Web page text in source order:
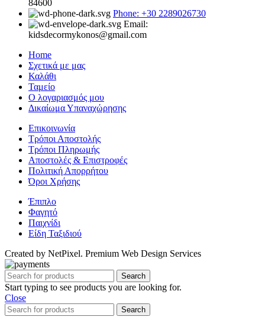
84600
Phone: +30 2289026730
Email:
kidsdecormykonos@gmail.com
Home
Σχετικά με μας
Καλάθι
Ταμείο
Ο λογαριασμός μου
Δικαίωμα Υπαναχώρησης
Επικοινωνία
Τρόποι Αποστολής
Τρόποι Πληρωμής
Αποστολές & Επιστροφές
Πολιτική Απορρήτου
Όροι Χρήσης
Έπιπλο
Φαγητό
Παιχνίδι
Είδη Ταξιδιού
Created by NetPixel. Premium Web Design Services
Search
Start typing to see products you are looking for.
Close
Search